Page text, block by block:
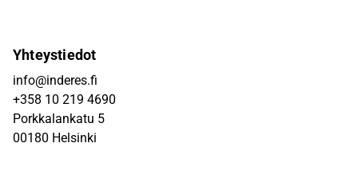
Yhteystiedot
info@inderes.fi
+358 10 219 4690
Porkkalankatu 5
00180 Helsinki